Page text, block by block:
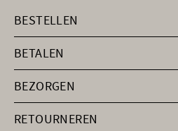
BESTELLEN
BETALEN
BEZORGEN
RETOURNEREN